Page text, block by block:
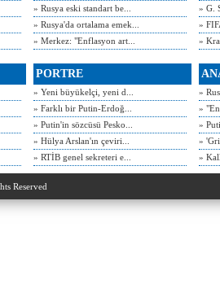
» Rusya eski standart be...
» Rusya'da ortalama emek...
» Merkez: "Enflasyon art...
» G.
»
»
PORTRE
» Yeni büyükelçi, yeni d...
» Farklı bir Putin-Erdoğ...
» Putin'in sözcüsü Pesko...
» Hülya Arslan'ın çeviri...
» RTİB genel sekreteri e...
»
»
»
»
»
Reserved